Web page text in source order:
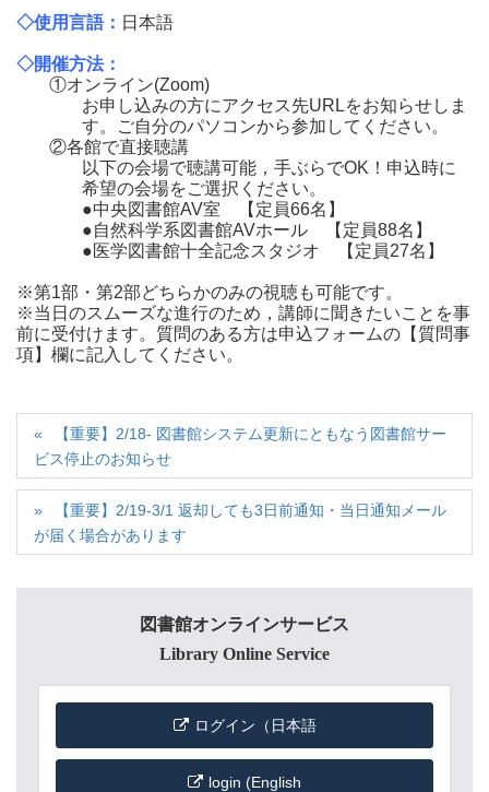
◇使用言語： 日本語
◇開催方法：
①オンライン(Zoom)
お申し込みの方にアクセス先URLをお知らせしま
す。ご自分のパソコンから参加してください。
②各館で直接聴講
以下の会場で聴講可能，手ぶらでOK！申込時に
希望の会場をご選択ください。
●中央図書館AV室 【定員66名】
●自然科学系図書館AVホール 【定員88名】
●医学図書館十全記念スタジオ 【定員27名】
※第1部・第2部どちらかのみの視聴も可能です。
※当日のスムーズな進行のため，講師に聞きたいことを事
前に受付けます。質問のある方は申込フォームの【質問事
項】欄に記入してください。
【重要】2/18- 図書館システム更新にともなう図書館サー
ビス停止のお知らせ
【重要】2/19-3/1 返却しても3日前通知・当日通知メール
が届く場合があります
図書館オンラインサービス
Library Online Service
ログイン（日本語
login (English